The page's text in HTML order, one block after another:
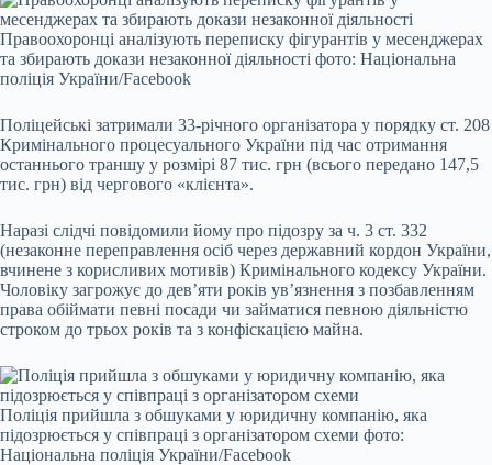
Правоохоронці аналізують переписку фігурантів у месенджерах
та збирають докази незаконної діяльності фото: Національна
поліція України/Facebook
Поліцейські затримали 33-річного організатора у порядку ст. 208
Кримінального процесуального України під час отримання
останнього траншу у розмірі 87 тис. грн (всього передано 147,5
тис. грн) від чергового «клієнта».
Наразі слідчі повідомили йому про підозру за ч. 3 ст. 332
(незаконне переправлення осіб через державний кордон України,
вчинене з корисливих мотивів) Кримінального кодексу України.
Чоловіку загрожує до дев’яти років ув’язнення з позбавленням
права обіймати певні посади чи займатися певною діяльністю
строком до трьох років та з конфіскацією майна.
Поліція прийшла з обшуками у юридичну компанію, яка
підозрюється у співпраці з організатором схеми фото:
Національна поліція України/Facebook